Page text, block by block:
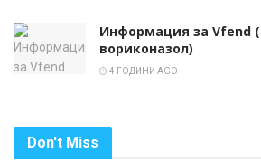
Информация за Vfend
вориконазол)
4 ГОДИНИ AGO
Don't Miss